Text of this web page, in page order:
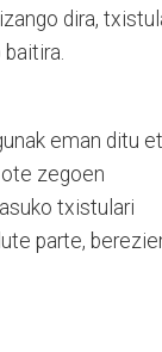
dira,
eman ditu
zegoen
txistulari
parte,